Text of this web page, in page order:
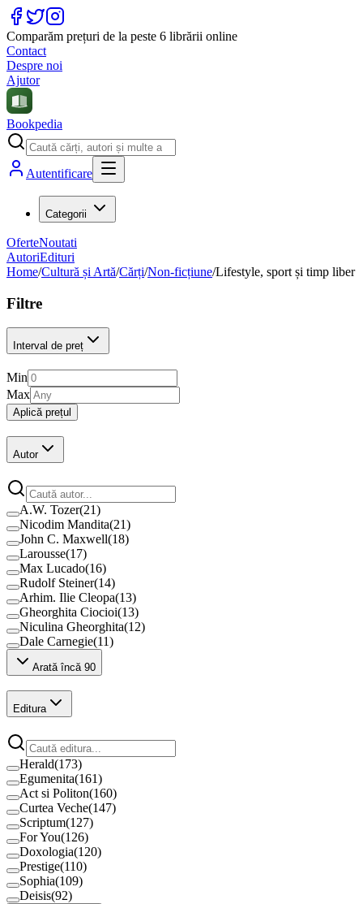
Comparăm prețuri de la peste 6 librării online
Contact
Despre noi
Ajutor
Bookpedia
Autentificare
Categorii
OferteNoutati
AutoriEdituri
Home/Cultură și Artă/Cărți/Non-ficțiune/Lifestyle, sport și timp liber
Filtre
Interval de preț
Min
Max
Aplică prețul
Autor
A.W. Tozer(21)
Nicodim Mandita(21)
John C. Maxwell(18)
Larousse(17)
Max Lucado(16)
Rudolf Steiner(14)
Arhim. Ilie Cleopa(13)
Gheorghita Ciocioi(13)
Niculina Gheorghita(12)
Dale Carnegie(11)
Arată încă 90
Editura
Herald(173)
Egumenita(161)
Act si Politon(160)
Curtea Veche(147)
Scriptum(127)
For You(126)
Doxologia(120)
Prestige(110)
Sophia(109)
Deisis(92)